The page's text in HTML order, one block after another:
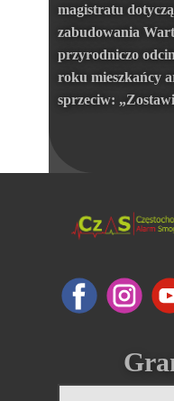
magistratu
zabudowania
przyrodniczo
roku mieszkańcy
sprzeciw: